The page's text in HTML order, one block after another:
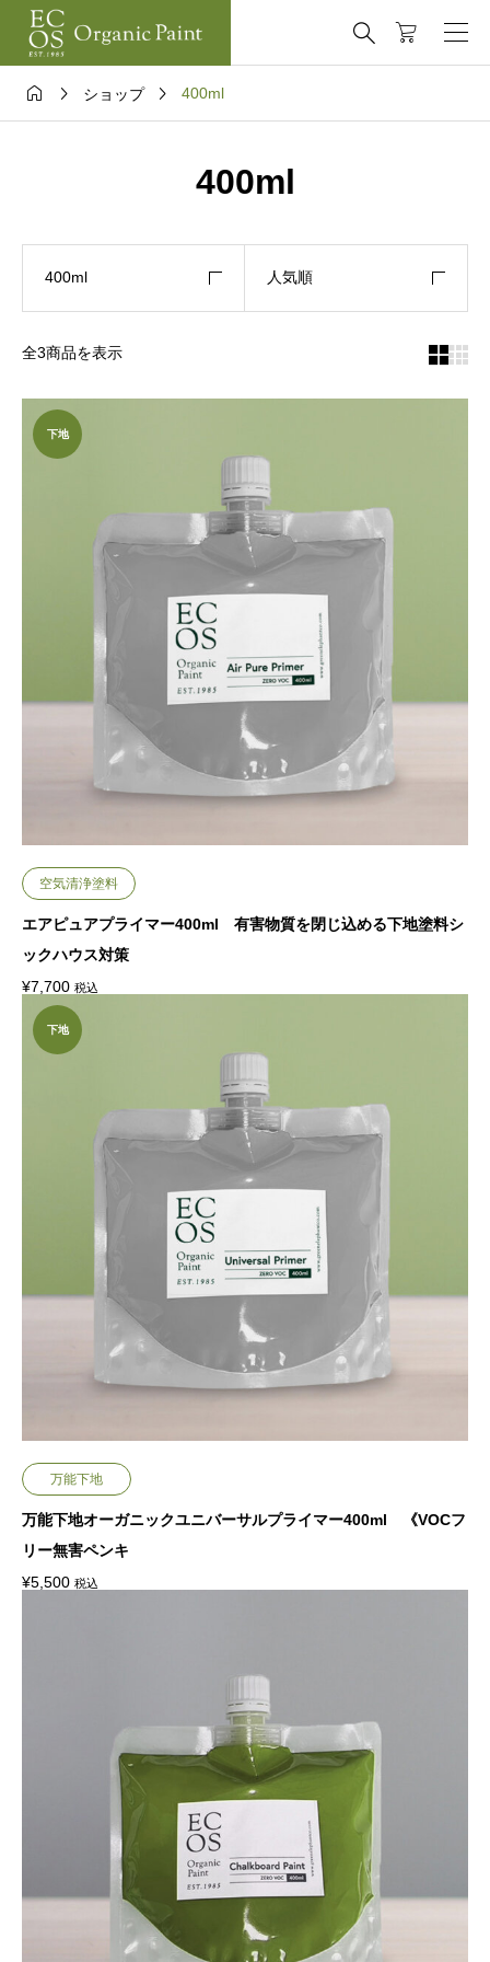

  ショップ  400ml
400ml
全3商品を表示
400ml 人気順

下地
空気清浄塗料
エアピュアプライマー400ml 有害物質を閉じ込める下地塗料シ
ックハウス対策
¥7,700 税込
下地
万能下地
万能下地オーガニックユニバーサルプライマー400ml 《VOCフ
リー無害ペンキ
¥5,500 税込